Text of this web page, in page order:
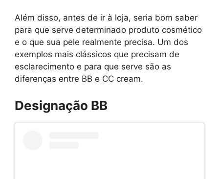
Além disso, antes de ir à loja, seria bom saber
para que serve determinado produto cosmético
e o que sua pele realmente precisa. Um dos
exemplos mais clássicos que precisam de
esclarecimento e para que serve são as
diferenças entre BB e CC cream.
Designação BB